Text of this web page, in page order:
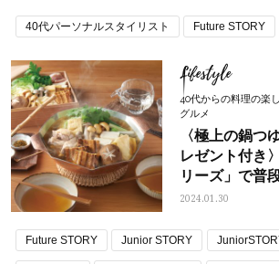
40代パーソナルスタイリスト Future STORY
Lifestyle
40代からの料理の楽
グルメ
〈極上の鍋つ
レゼント付き
リーズ」で普
デート
2024.01.30
Future STORY Junior STORY